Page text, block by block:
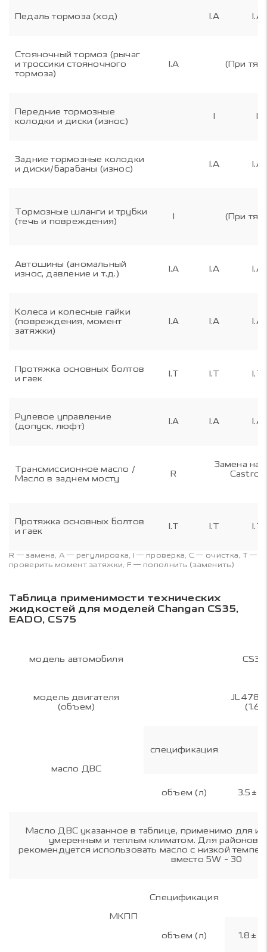
Педаль тормоза (ход) I.A I.A
Стояночный тормоз (рычаг
и троссики стояночного
тормоза)
I.A (При
Передние тормозные
колодки и диски (износ)
I I
Задние тормозные колодки
и диски/барабаны (износ)
I.A I.A
Тормозные шланги и трубки
(течь и повреждения)
I (При
Автошины (аномальный
износ, давление и т.д.)
I.A I.A I.A
Колеса и колесные гайки
(повреждения, момент
затяжки)
I.A I.A I.A
Протяжка основных болтов
и гаек
I.T I.T I.T
Рулевое управление
(допуск, люфт)
I.A I.A I.A
Трансмиссионное масло /
Масло в заднем мосту
R
Замена на
Castrol
Протяжка основных болтов
и гаек
I.T I.T I.T
R — замена, A — регулировка, I — проверка, C — очистка, T —
проверить момент затяжки, F — пополнить (заменить)
Таблица применимости технических
жидкостей для моделей Changan CS35,
EADO, CS75
модель автомобиля CS35
модель двигателя
(объем)
(1.6)
масло ДВС
спецификация
объем (л)
Масло ДВС указанное в таблице, применимо для
умеренным и теплым климатом. Для районов
рекомендуется использовать масло с низкой
вместо 5W - 30
МКПП
Спецификация
объем (л)